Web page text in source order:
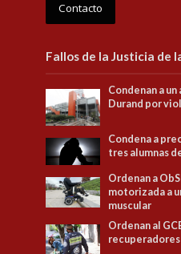
Contacto
Fallos de la Justicia de
Condenan a
Durand por
Condena a
tres alumnas
Ordenan a
motorizada a
muscular
Ordenan al
recuperadores